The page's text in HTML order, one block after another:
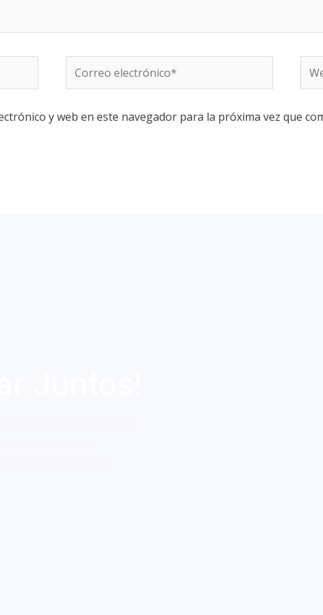
y web en este navegador para la próxima vez que